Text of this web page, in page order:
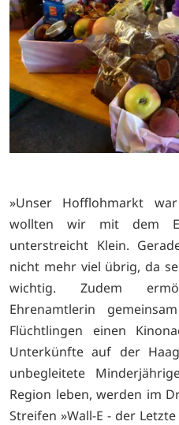
»Unser Hofflohmarkt
wollten wir mit dem
unterstreicht Klein.
nicht mehr viel übrig, da
wichtig. Zudem
Ehrenamtlerin
Flüchtlingen einen
Unterkünfte auf der
unbegleitete
Region leben, werden im
Streifen »Wall-E - der